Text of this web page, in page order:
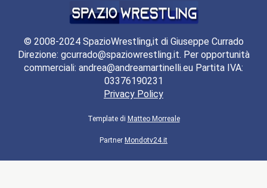
© 2008-2024 SpazioWrestling,it di Giuseppe Currado
Direzione: gcurrado@spaziowrestling.it. Per opportunità
commerciali: andrea@andreamartinelli.eu Partita IVA:
03376190231
Privacy Policy
Template di Matteo Morreale
Partner Mondotv24.it